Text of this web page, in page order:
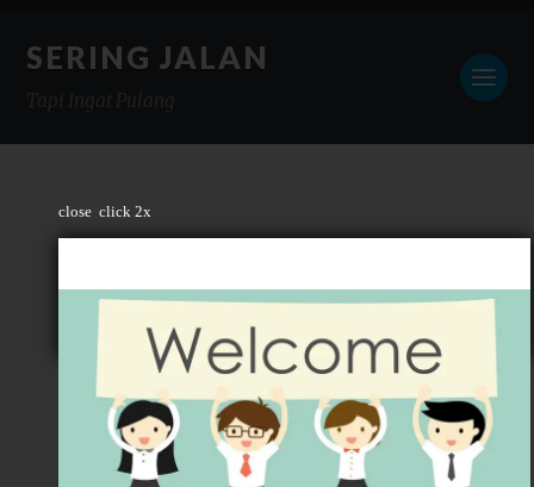
close click 2x
SERING JALAN